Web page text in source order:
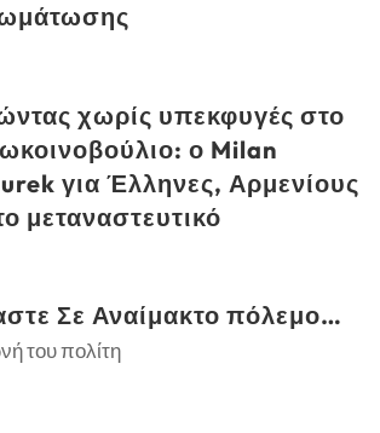
χωρίς υπεκφυγές στο
ο Milan
για Έλληνες, Αρμενίους
μεταναστευτικό
Σε Αναίμακτο πόλεμο…
του πολίτη